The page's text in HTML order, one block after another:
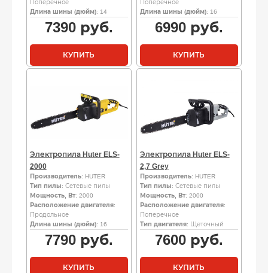
Поперечное
Длина шины (дюйм): 14
7390руб.
КУПИТЬ
Поперечное
Длина шины (дюйм): 16
6990руб.
КУПИТЬ
Электропила Huter ELS-
2000
Производитель: HUTER
Тип пилы: Сетевые пилы
Мощность, Вт: 2000
Расположение двигателя:
Продольное
Длина шины (дюйм): 16
7790руб.
КУПИТЬ
Электропила Huter ELS-
2,7 Grey
Производитель: HUTER
Тип пилы: Сетевые пилы
Мощность, Вт: 2000
Расположение двигателя:
Поперечное
Тип двигателя: Щеточный
7600руб.
КУПИТЬ